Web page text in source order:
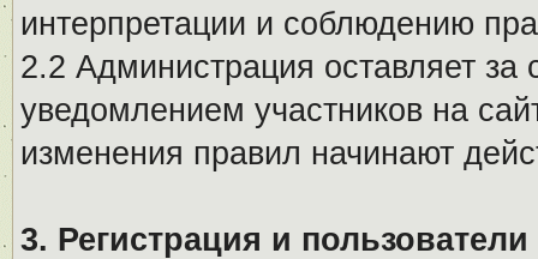
интерпретации и соблюдению
2.2 Администрация оставляет
уведомлением участников на
изменения правил начинают
3. Регистрация и пользователи